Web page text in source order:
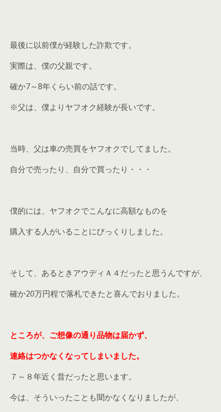
最後に以前僕が経験した詐欺です。
実際は、僕の父親です。
確か7～8年くらい前の話です。
※父は、僕よりヤフオク経験が長いです。
当時、父は車の売買をヤフオクでしてました。
自分で売ったり、自分で買ったり・・・
僕的には、ヤフオクでこんなに高額なものを
購入する人がいることにびっくりしました。
そして、あるときアウディＡ４だったと思うんですが、
確か20万円程で落札できたと喜んでおりました。
ところが、ご想像の通り品物は届かず、
連絡はつかなくなってしまいました。
７～８年近く昔だったと思います。
今は、そういったことも聞かなくなりましたが、